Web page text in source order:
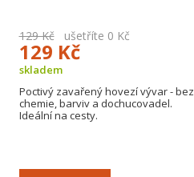
129 Kčušetříte 0 Kč
129 Kč
skladem
Poctivý zavařený hovezí vývar - bez
chemie, barviv a dochucovadel.
Ideální na cesty.